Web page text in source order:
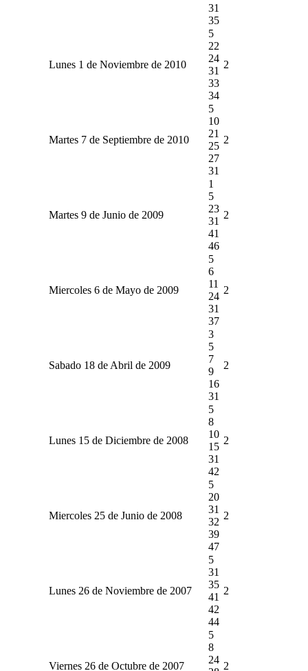
31
35
Lunes 1 de Noviembre de 2010
5
22
24
31
33
34
2
Martes 7 de Septiembre de 2010
5
10
21
25
27
31
2
Martes 9 de Junio de 2009
1
5
23
31
41
46
2
Miercoles 6 de Mayo de 2009
5
6
11
24
31
37
2
Sabado 18 de Abril de 2009
3
5
7
9
16
31
2
Lunes 15 de Diciembre de 2008
5
8
10
15
31
42
2
Miercoles 25 de Junio de 2008
5
20
31
32
39
47
2
Lunes 26 de Noviembre de 2007
5
31
35
41
42
44
2
Viernes 26 de Octubre de 2007
5
8
24
2